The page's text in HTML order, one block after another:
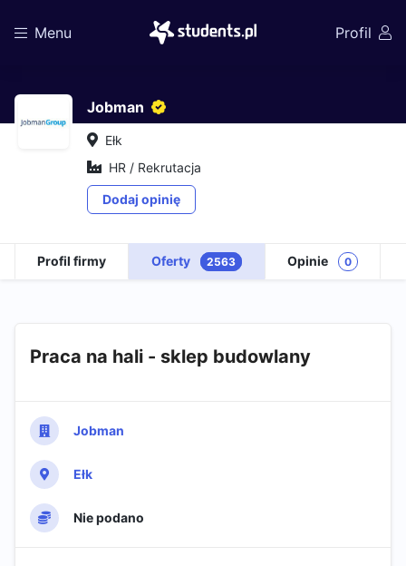
Menu Profil
Jobman
Ełk
HR / Rekrutacja
Dodaj opinię
Profil firmy Oferty 2563 Opinie 0
Praca na hali - sklep budowlany
Jobman
Ełk
Nie podano